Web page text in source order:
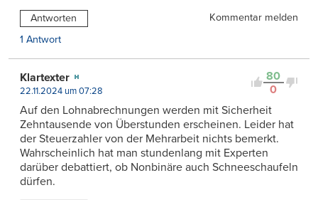
Antworten
Kommentar melden
1 Antwort
80
0
Klartexter
22.11.2024 um 07:28
Auf den Lohnabrechnungen werden mit Sicherheit
Zehntausende von Überstunden erscheinen. Leider hat
der Steuerzahler von der Mehrarbeit nichts bemerkt.
Wahrscheinlich hat man stundenlang mit Experten
darüber debattiert, ob Nonbinäre auch Schneeschaufeln
dürfen.